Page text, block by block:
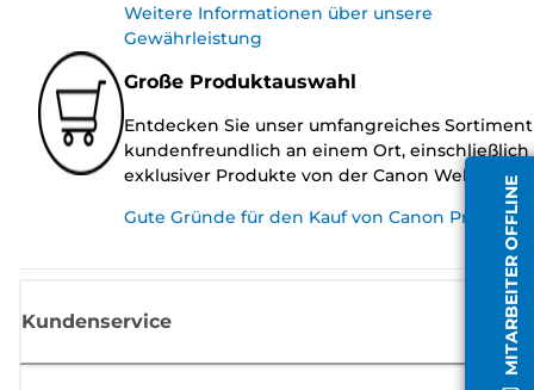
MITARBEITER OFFLINE
Weitere Informationen über unsere
Gewährleistung
Große Produktauswahl
Entdecken Sie unser umfangreiches Sortiment
kundenfreundlich an einem Ort, einschließlich
exklusiver Produkte von der Canon Website.
Gute Gründe für den Kauf von Canon
Kundenservice